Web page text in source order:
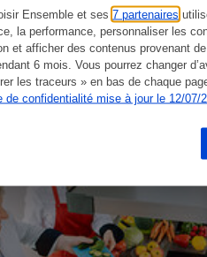
Ensemble et ses 7 partenaires
la performance, personnaliser les
et afficher des contenus provenant
6 mois. Vous pourrez changer
les traceurs » en bas de chaque
de confidentialité mise à jour le 12/07/
rose